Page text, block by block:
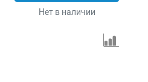
Нет в наличии